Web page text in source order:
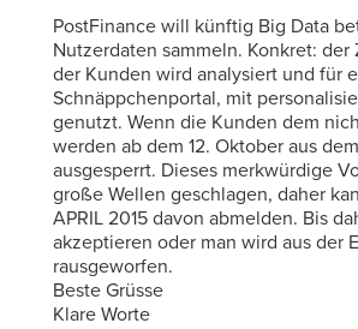
PostFinance will künftig Big Data
Nutzerdaten sammeln. Konkret: der
der Kunden wird analysiert und für
Schnäppchenportal, mit
genutzt. Wenn die Kunden dem
werden ab dem 12. Oktober aus
ausgesperrt. Dieses merkwürdige
große Wellen geschlagen, daher
APRIL 2015 davon abmelden. Bis
akzeptieren oder man wird aus der
rausgeworfen.
Beste Grüsse
Klare Worte